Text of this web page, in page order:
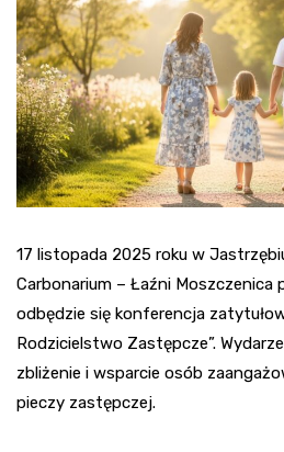
17 listopada 2025 roku w
Carbonarium – Łaźni Moszczenica
odbędzie się konferencja
Rodzicielstwo Zastępcze”.
zbliżenie i wsparcie osób
pieczy zastępczej.